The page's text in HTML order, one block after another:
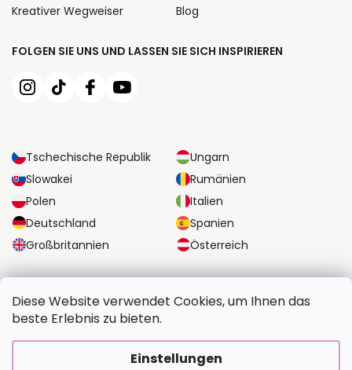
Diese Website verwendet Cookies, um Ihnen das
beste Erlebnis zu bieten.
Einstellungen
FOLGEN SIE UNS UND LASSEN SIE SICH INSPIRIEREN
Tschechische Republik
Ungarn
Slowakei
Rumänien
Polen
Italien
Deutschland
Spanien
Großbritannien
Österreich
Kreativer Wegweiser
Blog
SICHERE ZAHLUNGSOPTIONEN